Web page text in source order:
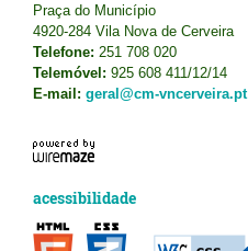
Praça do Município
4920-284 Vila Nova de Cerveira
Telefone: 251 708 020
Telemóvel: 925 608 411/12/14
E-mail: geral@cm-vncerveira.pt
acessibilidade